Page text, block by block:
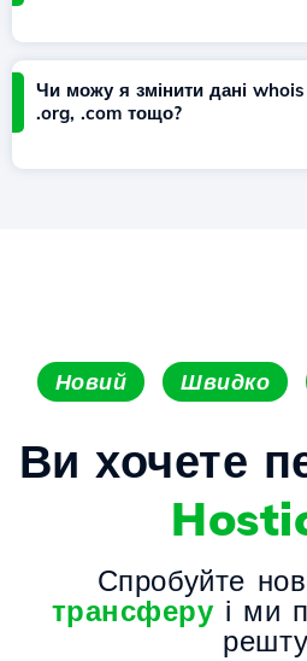
Чи можу я змінити дані
.org, .com тощо?
Новий Швидко
Ви хочете
Спробуйте
трансферу і ми